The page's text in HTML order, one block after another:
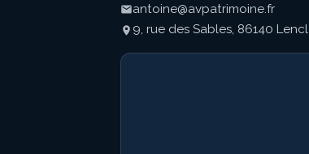
antoine@avpatrimoine.fr
9, rue des Sables, 86140